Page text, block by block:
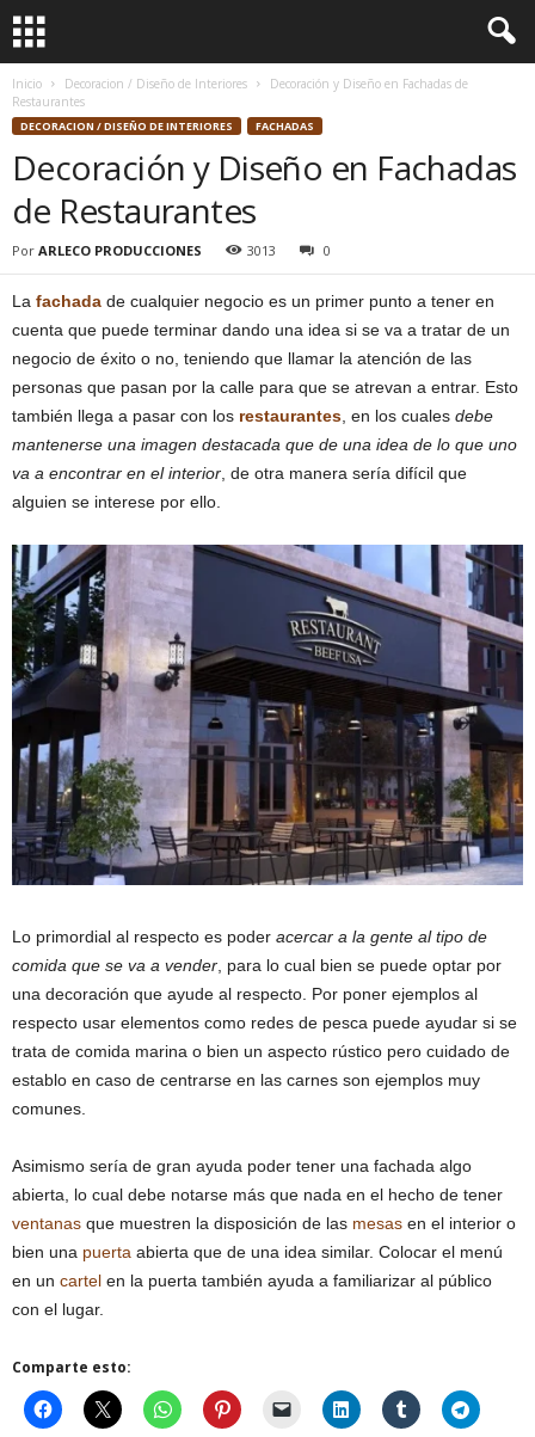
Inicio Decoracion / Diseño de Interiores
Decoración y Diseño en Fachadas de
Restaurantes
DECORACION / DISEÑO DE INTERIORES FACHADAS
Decoración y Diseño en Fachadas
de Restaurantes
Por ARLECO PRODUCCIONES 3013 0
La fachada de cualquier negocio es un primer punto a tener en
cuenta que puede terminar dando una idea si se va a tratar de un
negocio de éxito o no, teniendo que llamar la atención de las
personas que pasan por la calle para que se atrevan a entrar. Esto
también llega a pasar con los restaurantes , en los cuales debe
mantenerse una imagen destacada que de una idea de lo que uno
va a encontrar en el interior , de otra manera sería difícil que
alguien se interese por ello.
Lo primordial al respecto es poder acercar a la gente al tipo de
comida que se va a vender , para lo cual bien se puede optar por
una decoración que ayude al respecto. Por poner ejemplos al
respecto usar elementos como redes de pesca puede ayudar si se
trata de comida marina o bien un aspecto rústico pero cuidado de
establo en caso de centrarse en las carnes son ejemplos muy
comunes.
Asimismo sería de gran ayuda poder tener una fachada algo
abierta, lo cual debe notarse más que nada en el hecho de tener
ventanas que muestren la disposición de las mesas en el interior o
bien una puerta abierta que de una idea similar. Colocar el menú
en un cartel en la puerta también ayuda a familiarizar al público
con el lugar.
Comparte esto: